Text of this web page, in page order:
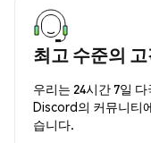
최고 수준의
우리는 24시간 7일
Discord의 커뮤니티
습니다.